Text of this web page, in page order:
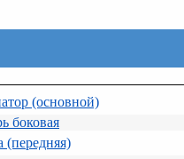
(основной)
боковая
(передняя)